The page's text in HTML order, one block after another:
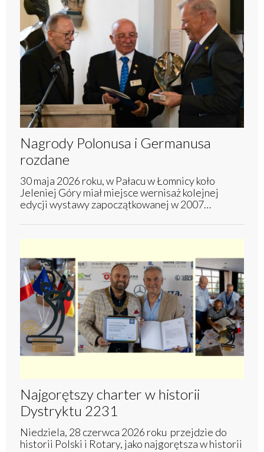
Nagrody Polonusa i Germanusa
rozdane
30 maja 2026 roku, w Pałacu w Łomnicy koło
Jeleniej Góry miał miejsce wernisaż kolejnej
edycji wystawy zapoczątkowanej w 2007…
Najgorętszy charter w historii
Dystryktu 2231
Niedziela, 28 czerwca 2026 roku przejdzie do
historii Polski i Rotary, jako najgorętsza w historii